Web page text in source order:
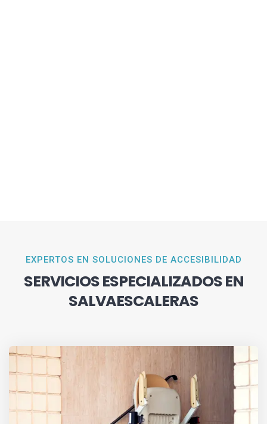
EXPERTOS EN SOLUCIONES DE ACCESIBILIDAD
SERVICIOS ESPECIALIZADOS EN
SALVAESCALERAS